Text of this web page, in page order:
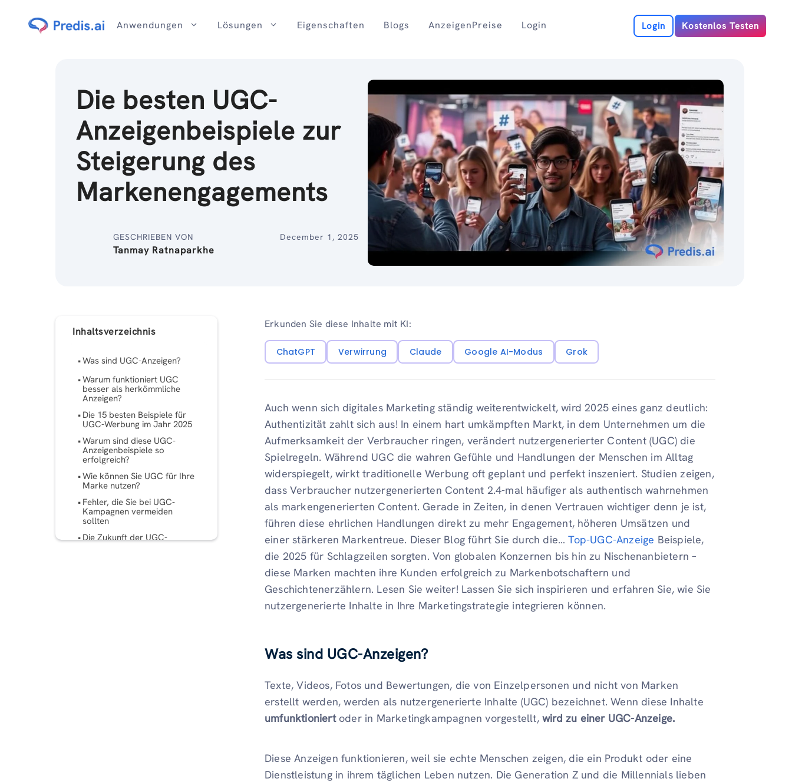
Anwendungen Lösungen Eigenschaften Blogs AnzeigenPreise Login Login Kostenlos Testen
Die besten UGC-
Anzeigenbeispiele zur
Steigerung des
Markenengagements
GESCHRIEBEN VON
Tanmay Ratnaparkhe
December 1, 2025
Inhaltsverzeichnis
Was sind UGC-Anzeigen?
Warum funktioniert UGC
besser als herkömmliche
Anzeigen?
Die 15 besten Beispiele für
UGC-Werbung im Jahr 2025
Warum sind diese UGC-
Anzeigenbeispiele so
erfolgreich?
Wie können Sie UGC für Ihre
Marke nutzen?
Fehler, die Sie bei UGC-
Kampagnen vermeiden
sollten
Die Zukunft der UGC-
Erkunden Sie diese Inhalte mit KI:
ChatGPT Verwirrung Claude Google AI-Modus Grok
Auch wenn sich digitales Marketing ständig weiterentwickelt, wird 2025 eines ganz deutlich:
Authentizität zahlt sich aus! In einem hart umkämpften Markt, in dem Unternehmen um die
Aufmerksamkeit der Verbraucher ringen, verändert nutzergenerierter Content (UGC) die
Spielregeln. Während UGC die wahren Gefühle und Handlungen der Menschen im Alltag
widerspiegelt, wirkt traditionelle Werbung oft geplant und perfekt inszeniert. Studien zeigen,
dass Verbraucher nutzergenerierten Content 2.4-mal häufiger als authentisch wahrnehmen
als markengenerierten Content. Gerade in Zeiten, in denen Vertrauen wichtiger denn je ist,
führen diese ehrlichen Handlungen direkt zu mehr Engagement, höheren Umsätzen und
einer stärkeren Markentreue. Dieser Blog führt Sie durch die…Top-UGC-Anzeige Beispiele,
die 2025 für Schlagzeilen sorgten. Von globalen Konzernen bis hin zu Nischenanbietern –
diese Marken machten ihre Kunden erfolgreich zu Markenbotschaftern und
Geschichtenerzählern. Lesen Sie weiter! Lassen Sie sich inspirieren und erfahren Sie, wie Sie
nutzergenerierte Inhalte in Ihre Marketingstrategie integrieren können.
Was sind UGC-Anzeigen?
Texte, Videos, Fotos und Bewertungen, die von Einzelpersonen und nicht von Marken
erstellt werden, werden als nutzergenerierte Inhalte (UGC) bezeichnet. Wenn diese Inhalte
umfunktioniertoder in Marketingkampagnen vorgestellt,wird zu einer UGC-Anzeige.
Diese Anzeigen funktionieren, weil sie echte Menschen zeigen, die ein Produkt oder eine
Dienstleistung in ihrem täglichen Leben nutzen. Die Generation Z und die Millennials lieben